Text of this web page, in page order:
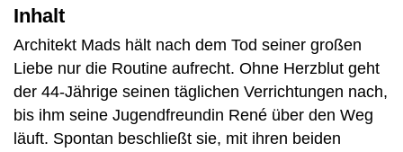
Inhalt
Architekt Mads hält nach dem Tod seiner großen
Liebe nur die Routine aufrecht. Ohne Herzblut geht
der 44-Jährige seinen täglichen Verrichtungen nach,
bis ihm seine Jugendfreundin René über den Weg
läuft. Spontan beschließt sie, mit ihren beiden